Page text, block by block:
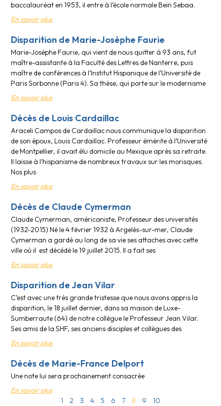
baccalauréat en 1953, il entre à l’école normale Bein Sebaa.
En savoir plus
Disparition de Marie-Josèphe Faurie
Marie-Josèphe Faurie, qui vient de nous quitter à 93 ans, fut
maître-assistante à la Faculté des Lettres de Nanterre, puis
maître de conférences à l’Institut Hispanique de l’Université de
Paris Sorbonne (Paris 4). Sa thèse, qui porte sur le modernisme
En savoir plus
Décès de Louis Cardaillac
Araceli Campos de Cardaillac nous communique la disparition
de son époux, Louis Cardaillac. Professeur émérite à l’Université
de Montpellier, il avait élu domicile au Mexique après sa retraite.
Il laisse à l’hispanisme de nombreux travaux sur les morisques.
Nos plus
En savoir plus
Décès de Claude Cymerman
Claude Cymerman, américaniste, Professeur des universités
(1932-2015) Né le 4 février 1932 à Argelès-sur-mer, Claude
Cymerman a gardé au long de sa vie ses attaches avec cette
ville où il est décédé le 19 juillet 2015. Il a fait ses
En savoir plus
Disparition de Jean Vilar
C’est avec une très grande tristesse que nous avons appris la
disparition, le 18 juillet dernier, dans sa maison de Luxe-
Sumberraute (64) de notre collègue le Professeur Jean Vilar.
Ses amis de la SHF, ses anciens disciples et collègues des
En savoir plus
Décès de Marie-France Delport
Une note lui sera prochainement consacrée
En savoir plus
1
2 3 4 5 6 7 8 9 10